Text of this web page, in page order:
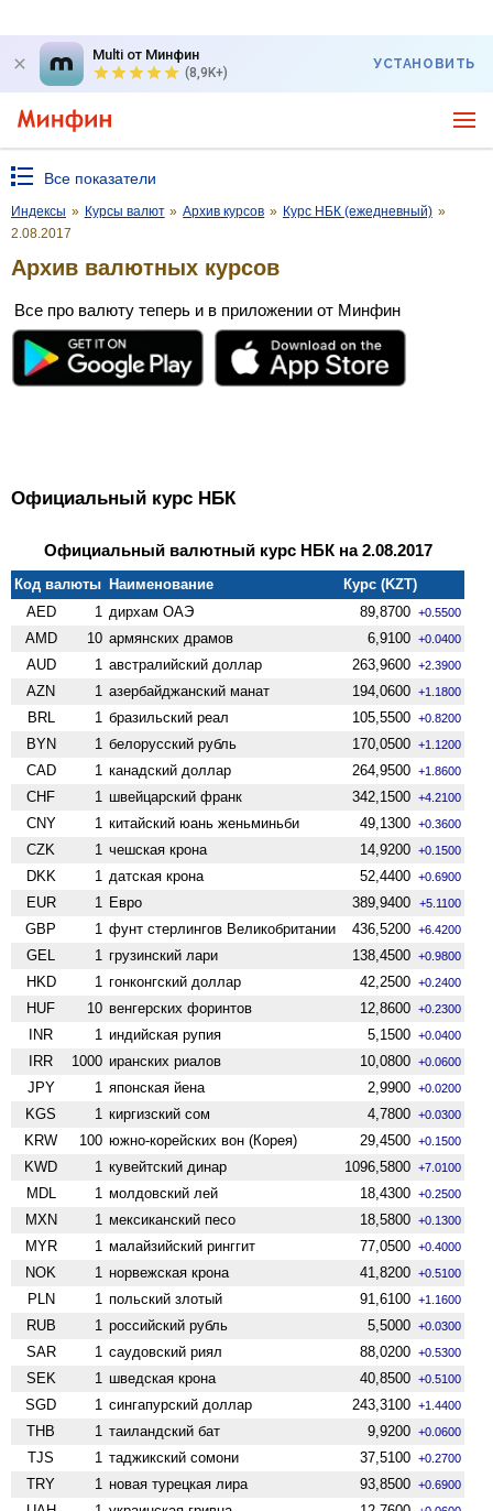
Multi от Минфин
(8,9K+)
УСТАНОВИТЬ
Все показатели
Индексы » Курсы валют » Архив курсов » Курс НБК (ежедневный) »
2.08.2017
Архив валютных курсов
Все про валюту теперь и в приложении от Минфин
Официальный курс НБК
Официальный валютный курс НБК на 2.08.2017
Код валюты Наименование
Курс (KZT)
AED
1 дирхам ОАЭ 89,8700 +0.5500
AMD 10 армянских драмов 6,9100 +0.0400
AUD 1 австралийский доллар 263,9600 +2.3900
AZN 1 азербайджанский манат 194,0600 +1.1800
BRL 1 бразильский реал 105,5500 +0.8200
BYN 1 белорусский рубль 170,0500 +1.1200
CAD 1 канадский доллар 264,9500 +1.8600
CHF 1 швейцарский франк 342,1500 +4.2100
CNY 1 китайский юань женьминьби 49,1300 +0.3600
CZK 1 чешская крона 14,9200 +0.1500
DKK 1 датская крона 52,4400 +0.6900
EUR 1 Евро 389,9400 +5.1100
GBP 1 фунт стерлингов Велико­британии 436,5200 +6.4200
GEL 1 грузинский лари 138,4500 +0.9800
HKD 1 гонконгский доллар 42,2500 +0.2400
HUF 10 венгерских форинтов 12,8600 +0.2300
INR 1 индийская рупия 5,1500 +0.0400
IRR 1000 иранских риалов 10,0800 +0.0600
JPY 1 японская йена 2,9900 +0.0200
KGS 1 киргизский сом 4,7800 +0.0300
KRW 100 южно-корейских вон (Корея) 29,4500 +0.1500
KWD 1 кувейтский динар 1096,5800 +7.0100
MDL 1 молдовский лей 18,4300 +0.2500
MXN 1 мексиканский песо 18,5800 +0.1300
MYR 1 малайзийский ринггит 77,0500 +0.4000
NOK 1 норвежская крона 41,8200 +0.5100
PLN 1 польский злотый 91,6100 +1.1600
RUB 1 российский рубль 5,5000 +0.0300
SAR 1 саудовский риял 88,0200 +0.5300
SEK 1 шведская крона 40,8500 +0.5100
SGD 1 сингапурский доллар 243,3100 +1.4400
THB 1 таиландский бат 9,9200 +0.0600
TJS 1 таджикский сомони 37,5100 +0.2700
TRY 1 новая турецкая лира 93,8500 +0.6900